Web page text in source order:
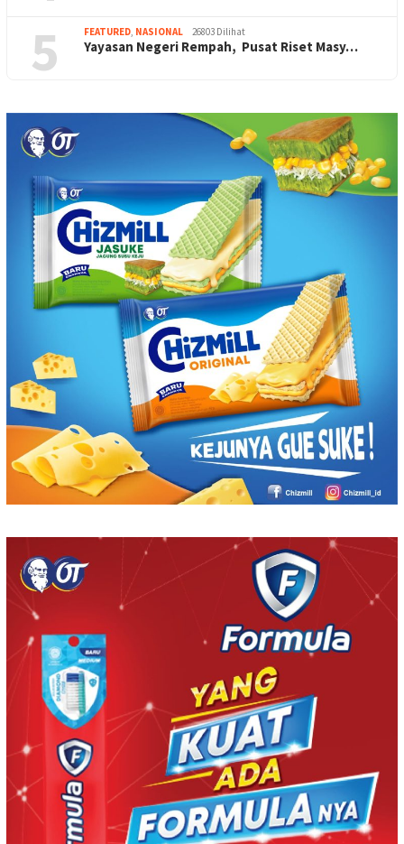
5 FEATURED, NASIONAL 26803 Dilihat
Yayasan Negeri Rempah, Pusat Riset Masy…